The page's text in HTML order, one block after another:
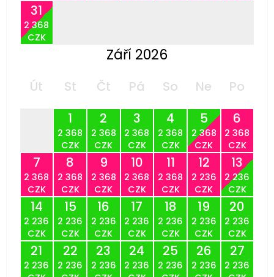
31
2 368
CZK
Září 2026
Út St Čt Pá So Ne
Po
1
2 368
CZK
2
2 368
CZK
3
2 368
CZK
4
2 368
CZK
5
2 368
CZK
6
2 368
CZK
7
2 368
CZK
8
2 368
CZK
9
2 368
CZK
10
2 368
CZK
11
2 368
CZK
12
2 236
CZK
13
2 236
CZK
14
2 236
CZK
15
2 236
CZK
16
2 236
CZK
17
2 236
CZK
18
2 236
CZK
19
2 236
CZK
20
2 236
CZK
21
2 236
22
2 236
23
2 236
24
2 236
25
2 236
26
2 236
27
2 236